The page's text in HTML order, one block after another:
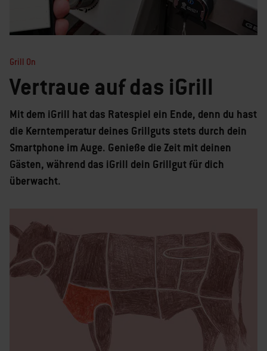
Grill On
Vertraue auf das iGrill
Mit dem iGrill hat das Ratespiel ein Ende, denn du hast
die Kerntemperatur deines Grillguts stets durch dein
Smartphone im Auge. Genieße die Zeit mit deinen
Gästen, während das iGrill dein Grillgut für dich
überwacht.